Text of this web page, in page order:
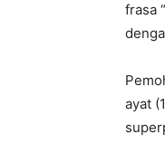
frasa
ayat